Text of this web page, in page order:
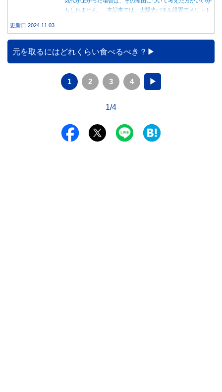
もしれません。 本記事では、太陽光パネル設置でメリット
更新日:2024.11.03
元を取るにはどれくらい食べるべき？
1 2 3 4 ▶
1/4